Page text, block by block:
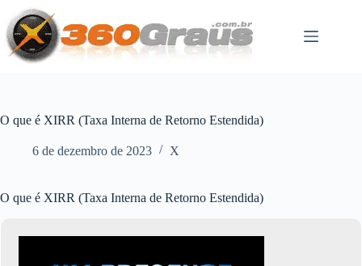
para
conteúdo
O que é XIRR (Taxa Interna de Retorno Estendida)
6 de dezembro de 2023 X
O que é XIRR (Taxa Interna de Retorno Estendida)